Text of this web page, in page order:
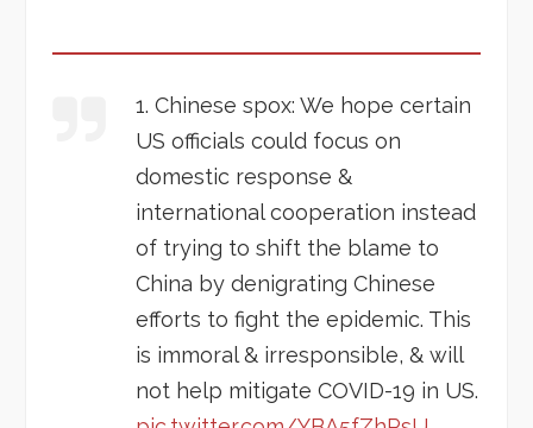
1. Chinese spox: We hope certain
US officials could focus on
domestic response &
international cooperation instead
of trying to shift the blame to
China by denigrating Chinese
efforts to fight the epidemic. This
is immoral & irresponsible, & will
not help mitigate COVID-19 in US.